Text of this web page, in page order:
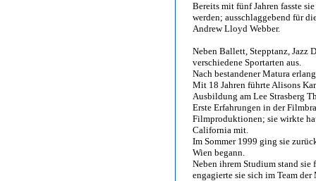
Bereits mit fünf Jahren fasste
werden; ausschlaggebend für
Andrew Lloyd Webber.
Neben Ballett, Stepptanz, Jazz
verschiedene Sportarten aus.
Nach bestandener Matura
Mit 18 Jahren führte Alisons
Ausbildung am Lee Strasberg
Erste Erfahrungen in der
Filmproduktionen; sie wirkte
California mit.
Im Sommer 1999 ging sie
Wien begann.
Neben ihrem Studium stand sie
engagierte sie sich im Team der